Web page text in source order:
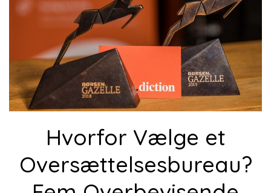
Hvorfor Vælge et
Oversættelsesbureau?